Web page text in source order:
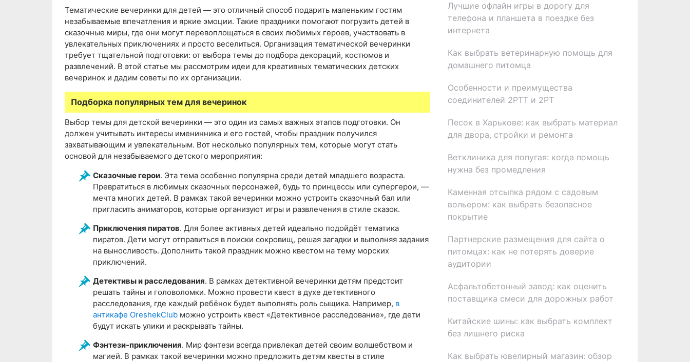
Тематические вечеринки для детей — это отличный способ подарить маленьким гостям
незабываемые впечатления и яркие эмоции. Такие праздники помогают погрузить детей в
сказочные миры, где они могут перевоплощаться в своих любимых героев, участвовать в
увлекательных приключениях и просто веселиться. Организация тематической вечеринки
требует тщательной подготовки: от выбора темы до подбора декораций, костюмов и
развлечений. В этой статье мы рассмотрим идеи для креативных тематических детских
вечеринок и дадим советы по их организации.
Подборка популярных тем для вечеринок
Выбор темы для детской вечеринки — это один из самых важных этапов подготовки. Он
должен учитывать интересы именинника и его гостей, чтобы праздник получился
захватывающим и увлекательным. Вот несколько популярных тем, которые могут стать
основой для незабываемого детского мероприятия:
Сказочные герои. Эта тема особенно популярна среди детей младшего возраста.
Превратиться в любимых сказочных персонажей, будь то принцессы или супергерои, —
мечта многих детей. В рамках такой вечеринки можно устроить сказочный бал или
пригласить аниматоров, которые организуют игры и развлечения в стиле сказок.
Приключения пиратов. Для более активных детей идеально подойдёт тематика
пиратов. Дети могут отправиться в поиски сокровищ, решая загадки и выполняя задания
на выносливость. Дополнить такой праздник можно квестом на тему морских
приключений.
Детективы и расследования. В рамках детективной вечеринки детям предстоит
решать тайны и головоломки. Можно провести квест в духе детективного
расследования, где каждый ребёнок будет выполнять роль сыщика. Например, в
антикафе OreshekClub можно устроить квест «Детективное расследование», где дети
будут искать улики и раскрывать тайны.
Фэнтези-приключения. Мир фэнтези всегда привлекал детей своим волшебством и
магией. В рамках такой вечеринки можно предложить детям квесты в стиле
Лучшие офлайн игры в дорогу для
телефона и планшета в поездке без
интернета
Как выбрать ветеринарную помощь для
домашнего питомца
Особенности и преимущества
соединителей 2РТТ и 2РТ
Песок в Харькове: как выбрать материал
для двора, стройки и ремонта
Ветклиника для попугая: когда помощь
нужна без промедления
Каменная отсыпка рядом с садовым
вольером: как выбрать безопасное
покрытие
Партнерские размещения для сайта о
питомцах: как не потерять доверие
аудитории
Асфальтобетонный завод: как оценить
поставщика смеси для дорожных работ
Китайские шины: как выбрать комплект
без лишнего риска
Как выбрать ювелирный магазин: обзор